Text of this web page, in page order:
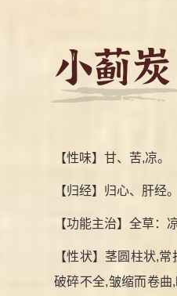
小蓟炭
【性味】甘、苦,凉。
【归经】归心、肝经。
【功能主治】全草：
【性状】茎圆柱状,
破碎不全,皱缩而卷